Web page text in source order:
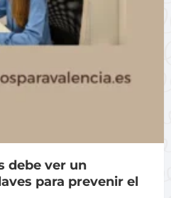
debe ver un
para prevenir el